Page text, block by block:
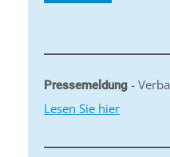
Pressemeldung -
Lesen Sie hier